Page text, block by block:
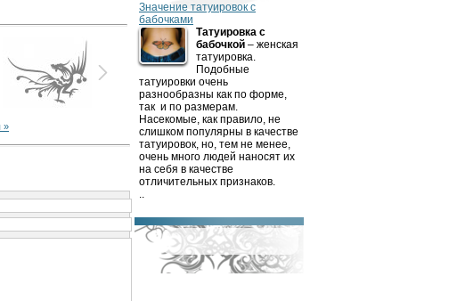
Значение татуировок с
бабочками
Татуировка с
бабочкой – женская
татуировка.
Подобные
татуировки очень
разнообразны как по форме,
так и по размерам.
Насекомые, как правило, не
слишком популярны в качестве
татуировок, но, тем не менее,
очень много людей наносят их
на себя в качестве
отличительных признаков.
..
»